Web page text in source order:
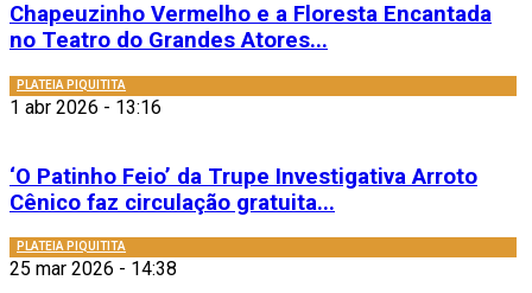
Chapeuzinho Vermelho e a Floresta Encantada
no Teatro do Grandes Atores...
PLATEIA PIQUITITA
1 abr 2026 - 13:16
‘O Patinho Feio’ da Trupe Investigativa Arroto
Cênico faz circulação gratuita...
PLATEIA PIQUITITA
25 mar 2026 - 14:38